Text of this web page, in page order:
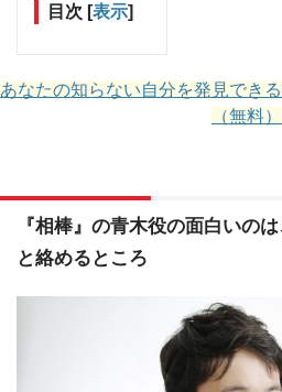
目次 [表示]
あなたの知らない自分を発見でき
（無料）
『相棒』の青木役の面白いの
と絡めるところ